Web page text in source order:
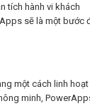
tích hành vi khách
sẽ là một bước
một cách linh hoạt
minh,